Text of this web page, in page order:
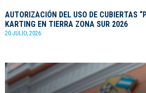
AUTORIZACIÓN DEL USO DE CUBIERTAS
KARTING EN TIERRA ZONA SUR 2026
20 JULIO, 2026